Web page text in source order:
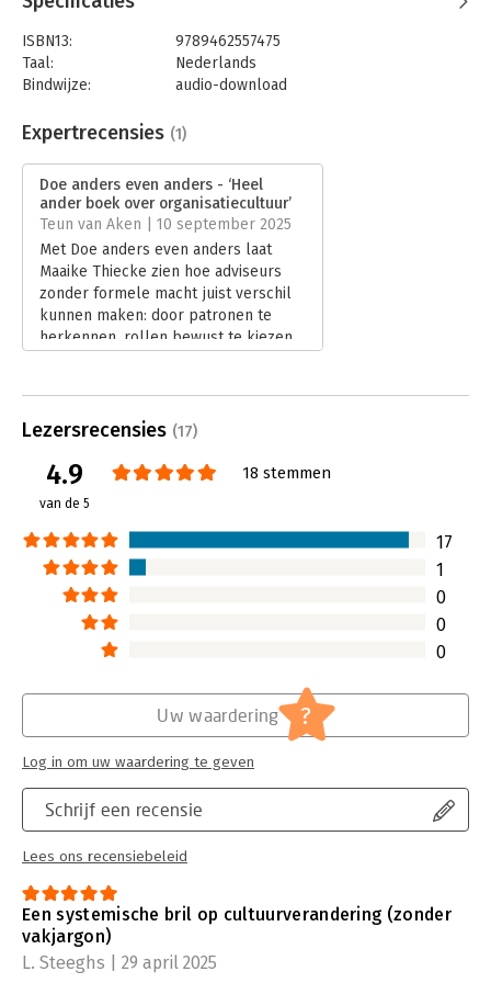
ISBN13:
9789462557475
Taal:
Nederlands
Bindwijze:
audio-download
Bestandsformaat:
mp3
Hoofdrubriek:
Verandermanagement
Expertrecensies (1)
Doe anders even anders - ‘Heel
ander boek over organisatiecultuur’
Teun van Aken | 10 september 2025
Met Doe anders even anders laat
Maaike Thiecke zien hoe adviseurs
zonder formele macht juist verschil
kunnen maken: door patronen te
herkennen, rollen bewust te kiezen
de verrassende inzichten en
Lees verder
Lezersrecensies (17)
4.9
van de 5
18 stemmen
17
1
0
0
0
Schrijf een recensie
Lees ons recensiebeleid
Uw waardering ?
Log in om uw waardering te geven
Een systemische bril op cultuurverandering (zonder
vakjargon)
L. Steeghs | 29 april 2025